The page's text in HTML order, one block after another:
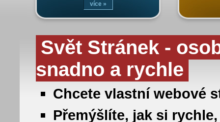
více »
Svět Stránek -
snadno a rychle
Chcete vlastní webové
Přemýšlíte, jak si